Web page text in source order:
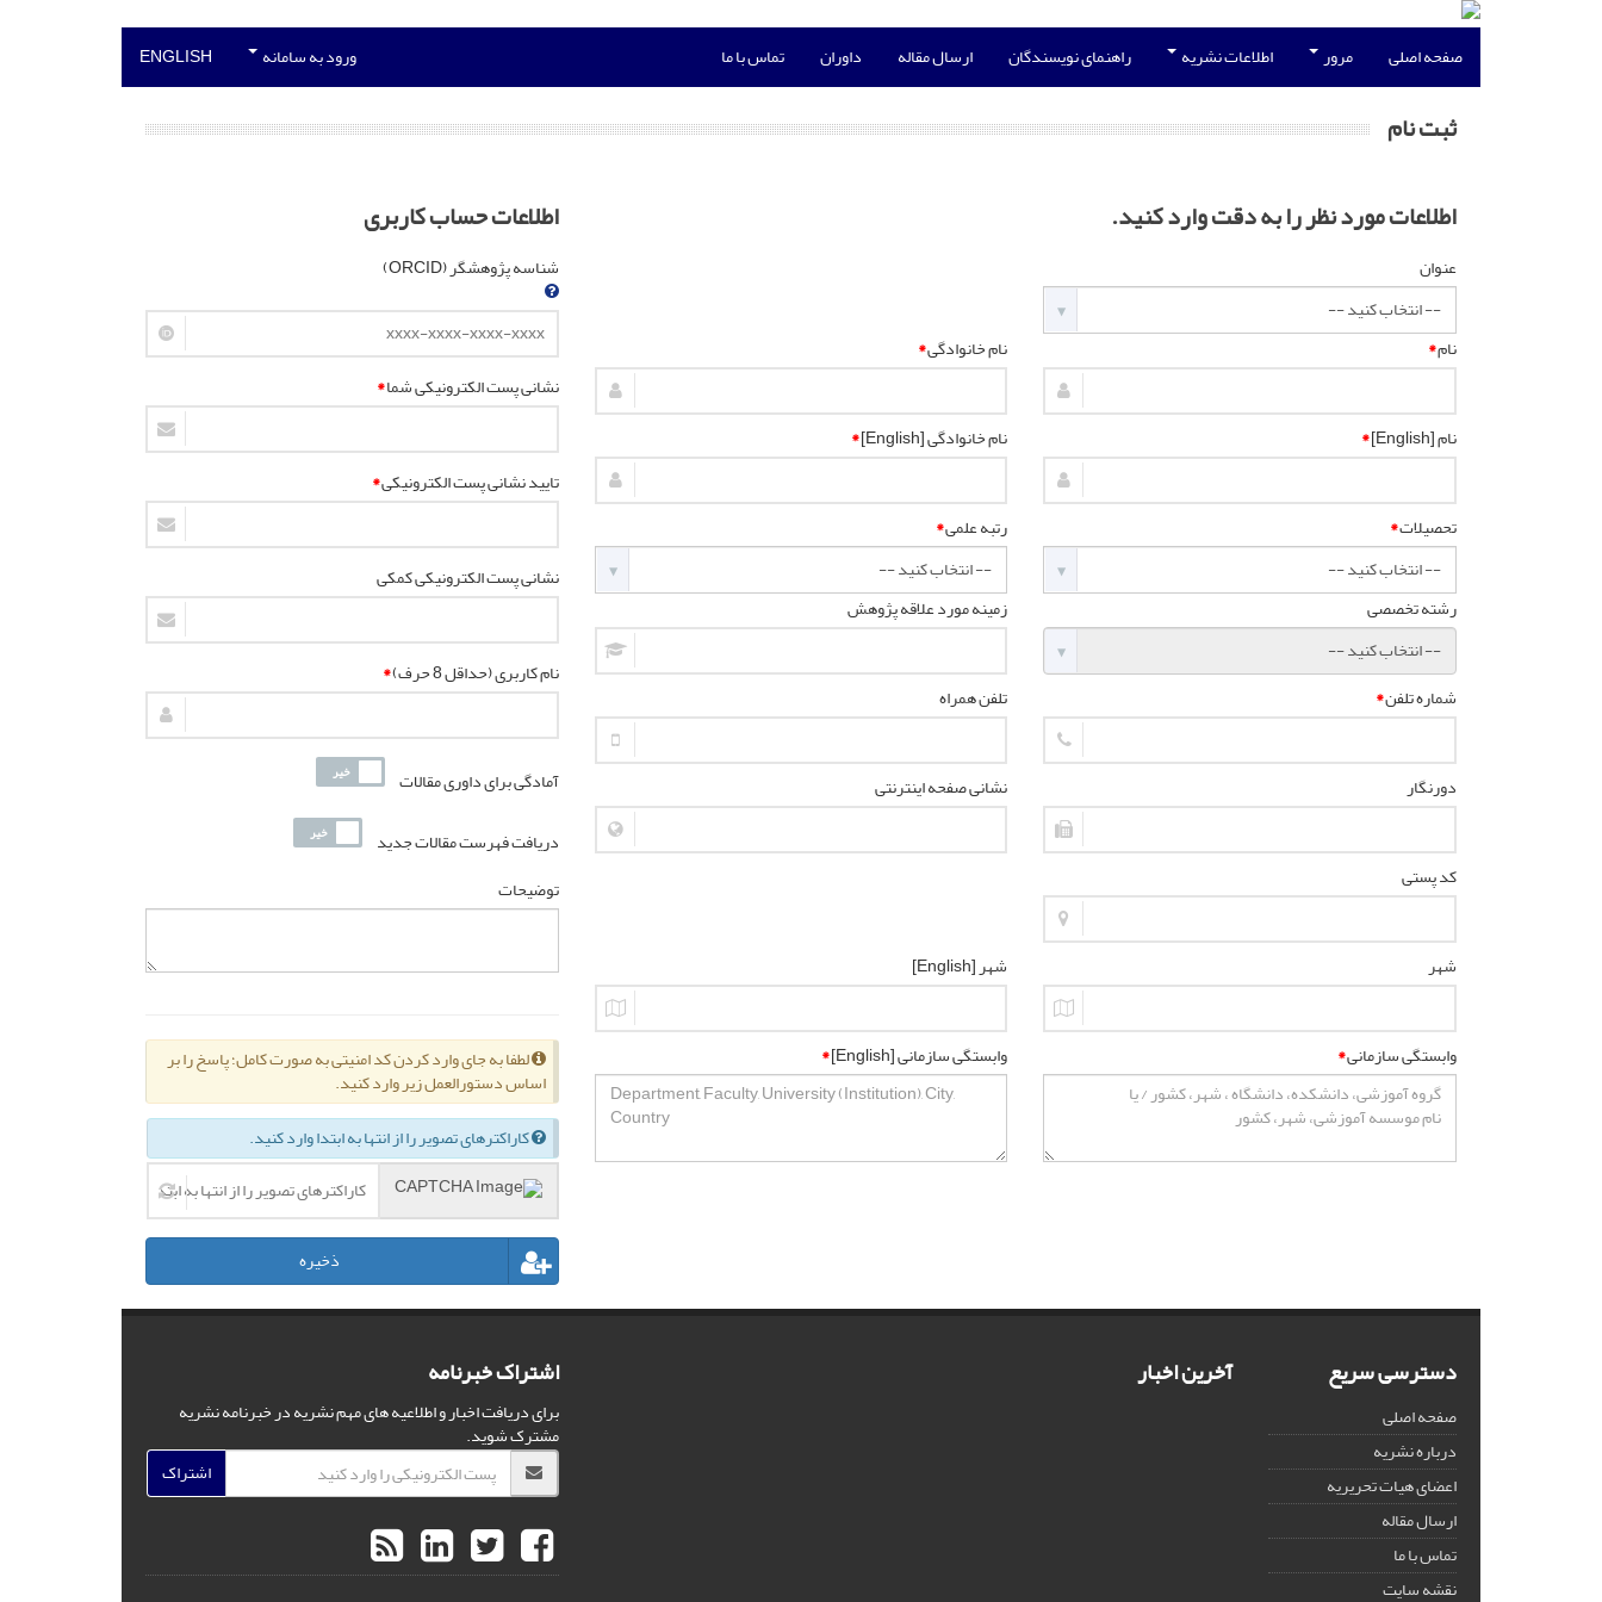
صفحه اصلی مرور اطلاعات نشریه راهنمای نویسندگان ارسال مقاله داوران تماس با ما ورود به سامانه ENGLISH
ثبت نام
اطلاعات مورد نظر را به دقت وارد کنید.
عنوان
نام* نام خانوادگی*
نام [English] * نام خانوادگی [English] *
تحصیلات* رتبه علمی*
رشته تخصصی زمینه مورد علاقه پژوهش
شماره تلفن* تلفن همراه
دورنگار نشانی صفحه اینترنتی
کد پستی
شهر شهر [English]
وابستگی سازمانی* وابستگی سازمانی [English] *
اطلاعات حساب کاربری
شناسه پژوهشگر (ORCID)
نشانی پست الکترونیکی شما*
تایید نشانی پست الکترونیکی*
نشانی پست الکترونیکی کمکی
نام کاربری (حداقل 8 حرف) *
آمادگی برای داوری مقالات
دریافت فهرست مقالات جدید
توضیحات
لطفا به جای وارد کردن کد امنیتی به صورت کامل؛ پاسخ را بر
اساس دستورالعمل زیر وارد کنید.
کاراکترهای تصویر را از انتها به ابتدا وارد کنید.
ذخیره
دسترسی سریع
صفحه اصلی
درباره نشریه
اعضای هیات تحریریه
ارسال مقاله
تماس با ما
نقشه سایت
آخرین اخبار اشتراک خبرنامه
برای دریافت اخبار و اطلاعیه های مهم نشریه در خبرنامه نشریه
مشترک شوید.
اشتراک